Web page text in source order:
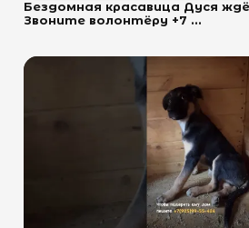
Бездомная красавица Дуся
Звоните волонтёру +7 ...